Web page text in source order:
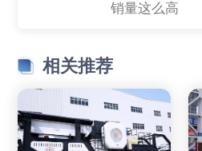
销量这么高
相关推荐